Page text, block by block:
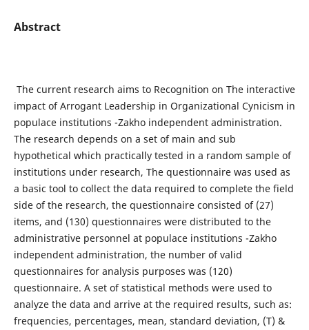
Abstract
The current research aims to Recognition on The interactive
impact of Arrogant Leadership in Organizational Cynicism in
populace institutions -Zakho independent administration.
The research depends on a set of main and sub
hypothetical which practically tested in a random sample of
institutions under research, The questionnaire was used as
a basic tool to collect the data required to complete the field
side of the research, the questionnaire consisted of (27)
items, and (130) questionnaires were distributed to the
administrative personnel at populace institutions -Zakho
independent administration, the number of valid
questionnaires for analysis purposes was (120)
questionnaire. A set of statistical methods were used to
analyze the data and arrive at the required results, such as:
frequencies, percentages, mean, standard deviation, (T) &